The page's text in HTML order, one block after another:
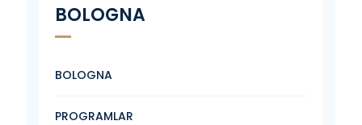
BOLOGNA
BOLOGNA
PROGRAMLAR